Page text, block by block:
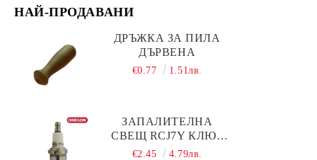
НАЙ-ПРОДАВАНИ
ДРЪЖКА ЗА ПИЛА
ДЪРВЕНА
€0.77 1.51лв.
ЗАПАЛИТЕЛНА
СВЕЩ RCJ7Y КЛЮЧ
19 OREGON
€2.45 4.79лв.